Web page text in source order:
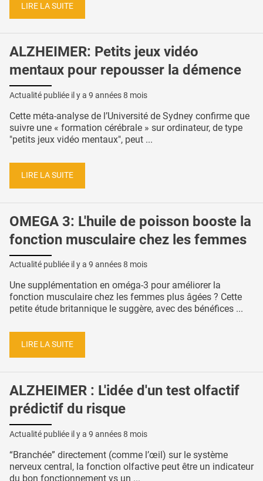
LIRE LA SUITE
ALZHEIMER: Petits jeux vidéo
mentaux pour repousser la démence
Actualité publiée il y a 9 années 8 mois
Cette méta-analyse de l’Université de Sydney confirme que
suivre une « formation cérébrale » sur ordinateur, de type
"petits jeux vidéo mentaux", peut ...
LIRE LA SUITE
OMEGA 3: L'huile de poisson booste la
fonction musculaire chez les femmes
Actualité publiée il y a 9 années 8 mois
Une supplémentation en oméga-3 pour améliorer la
fonction musculaire chez les femmes plus âgées ? Cette
petite étude britannique le suggère, avec des bénéfices ...
LIRE LA SUITE
ALZHEIMER : L'idée d'un test olfactif
prédictif du risque
Actualité publiée il y a 9 années 8 mois
“Branchée” directement (comme l’œil) sur le système
nerveux central, la fonction olfactive peut être un indicateur
du bon fonctionnement vs un ...